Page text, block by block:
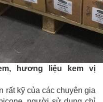
hương liệu kem vị
kỹ của các chuyên gia